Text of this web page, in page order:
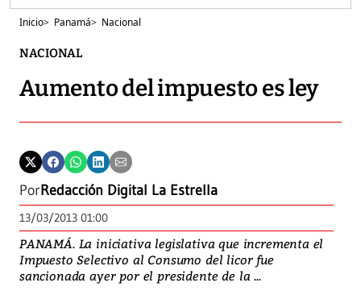
Inicio> Panamá> Nacional
NACIONAL
Aumento del impuesto es ley
PorRedacción Digital La Estrella
13/03/2013 01:00
PANAMÁ. La iniciativa legislativa que incrementa el
Impuesto Selectivo al Consumo del licor fue
sancionada ayer por el presidente de la ...